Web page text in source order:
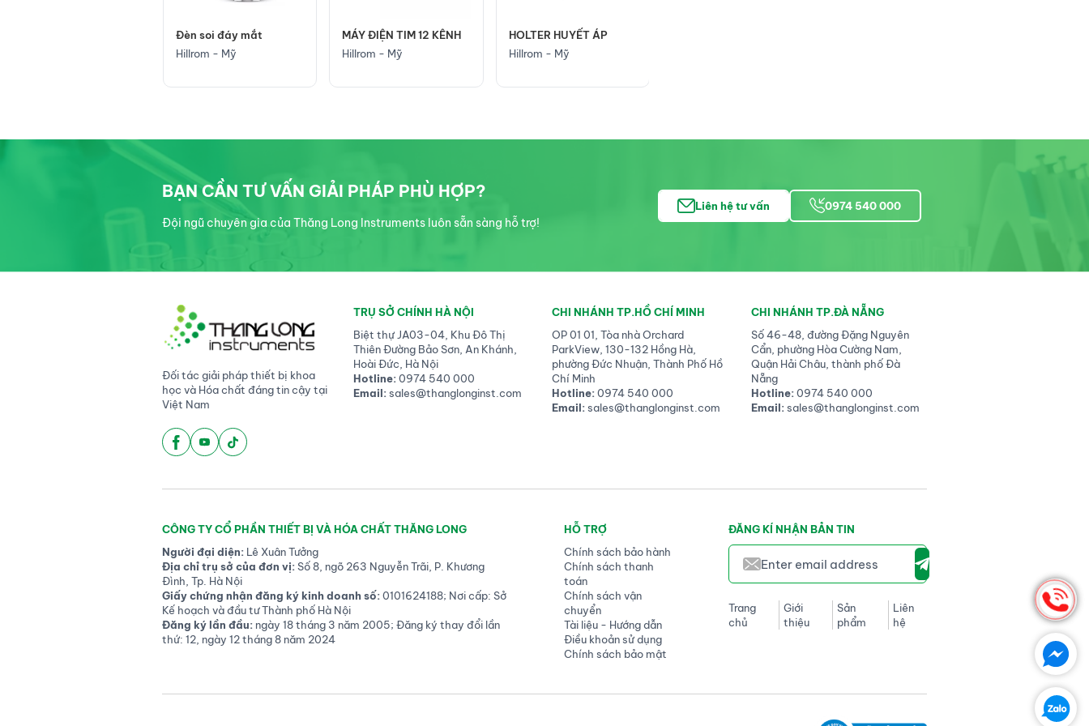
MÁY ĐIỆN TIM 12 KÊNH
Hillrom - Mỹ
HOLTER HUYẾT ÁP
Hillrom - Mỹ
BẠN CẦN TƯ VẤN GIẢI PHÁP PHÙ HỢP?
Đội ngũ chuyên gia của Thăng Long Instruments luôn sẵn sàng hỗ trợ!
Liên hệ tư vấn 0974 540 000
Đối tác giải pháp thiết bị khoa
học và Hóa chất đáng tin cậy tại
Việt Nam
TRỤ SỞ CHÍNH HÀ NỘI
Biệt thự JA03-04, Khu Đô Thị
Thiên Đường Bảo Sơn, An Khánh,
Hoài Đức, Hà Nội
Hotline:0974 540 000
Email:sales@thanglonginst.com
CHI NHÁNH TP.HỒ CHÍ MINH
OP 01 01, Tòa nhà Orchard
ParkView, 130-132 Hồng Hà,
phường Đức Nhuận, Thành Phố Hồ
Chí Minh
Hotline:0974 540 000
Email:sales@thanglonginst.com
CHI NHÁNH TP.ĐÀ NẴNG
Số 46-48, đường Đặng Nguyên
Cẩn, phường Hòa Cường Nam,
Quận Hải Châu, thành phố Đà
Nẵng
Hotline:0974 540 000
Email:sales@thanglonginst.com
CÔNG TY CỔ PHẦN THIẾT BỊ VÀ HÓA CHẤT THĂNG LONG
Người đại diện:Lê Xuân Tưởng
Địa chỉ trụ sở của đơn vị:Số 8, ngõ 263 Nguyễn Trãi, P. Khương
Đình, Tp. Hà Nội
Giấy chứng nhận đăng ký kinh doanh số:0101624188; Nơi cấp: Sở
Kế hoạch và đầu tư Thành phố Hà Nội
Đăng ký lần đầu:ngày 18 tháng 3 năm 2005; Đăng ký thay đổi lần
thứ: 12, ngày 12 tháng 8 năm 2024
HỖ TRỢ
Chính sách bảo hành
Chính sách thanh
toán
Chính sách vận
chuyển
Tài liệu - Hướng dẫn
Điều khoản sử dụng
Chính sách bảo mật
ĐĂNG KÍ NHẬN BẢN TIN
Trang
chủ
Giới
thiệu
Sản
phẩm
Liên
hệ